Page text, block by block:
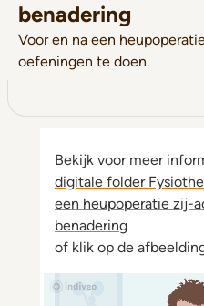
benadering
Voor en na een
oefeningen te doen.
Bekijk voor meer
digitale folder
een heupoperatie zij-
benadering
of klik op de